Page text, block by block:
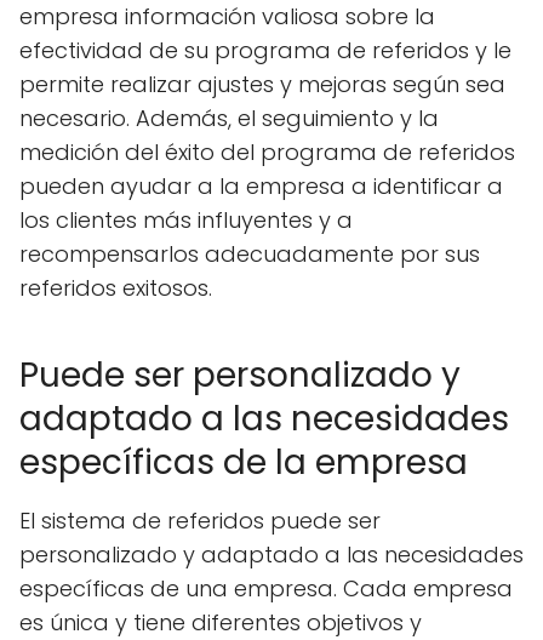
empresa información valiosa sobre la
efectividad de su programa de referidos y le
permite realizar ajustes y mejoras según sea
necesario. Además, el seguimiento y la
medición del éxito del programa de referidos
pueden ayudar a la empresa a identificar a
los clientes más influyentes y a
recompensarlos adecuadamente por sus
referidos exitosos.
Puede ser personalizado y
adaptado a las necesidades
específicas de la empresa
El sistema de referidos puede ser
personalizado y adaptado a las necesidades
específicas de una empresa. Cada empresa
es única y tiene diferentes objetivos y